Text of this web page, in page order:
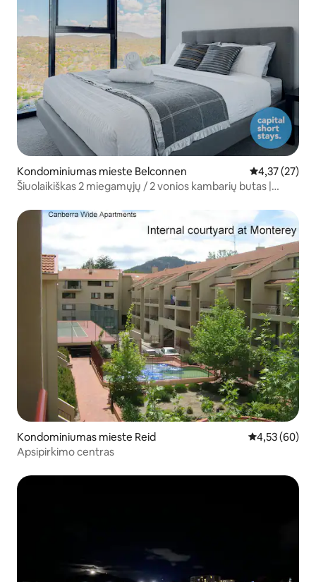
Kondominiumas mieste Belconnen Vidutinis
4,37 (27)
Šiuolaikiškas 2 miegamųjų / 2 vonios kambarių butas |
Kondominiumas mieste Reid Vidutinis
4,53 (60)
Apsipirkimo centras